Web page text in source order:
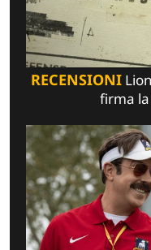
RECENSIONI
firma